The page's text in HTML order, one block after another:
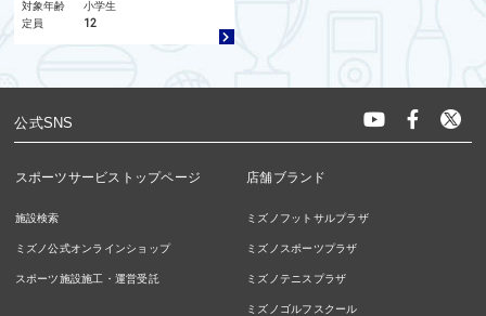
対象年齢
小学生
定員
12
公式SNS
スポーツサービストップページ
施設検索
ミズノ公式オンラインショップ
スポーツ施設施工・運営受託
店舗ブランド
ミズノフットサルプラザ
ミズノスポーツプラザ
ミズノテニスプラザ
ミズノゴルフスクール